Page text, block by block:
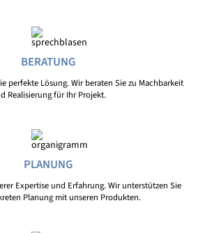
BERATUNG
perfekte Lösung. Wir beraten Sie zu Machbarkeit
Realisierung für Ihr Projekt.
PLANUNG
Expertise und Erfahrung. Wir unterstützen Sie
Planung mit unseren Produkten.